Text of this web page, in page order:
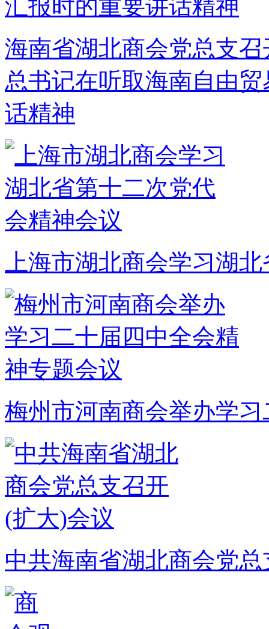
海南省湖北商会党总支
总书记在听取海南自由
话精神
上海市湖北商会学习湖
梅州市河南商会举办学
中共海南省湖北商会党